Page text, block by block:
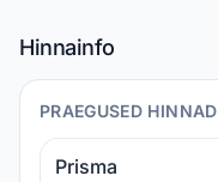
Hinnainfo
PRAEGUSED HINNAD
Prisma